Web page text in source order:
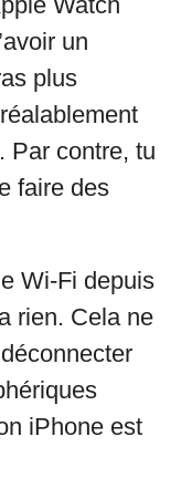
un
plus
Par contre, tu
faire des
Wi-Fi depuis
rien. Cela ne
iPhone est